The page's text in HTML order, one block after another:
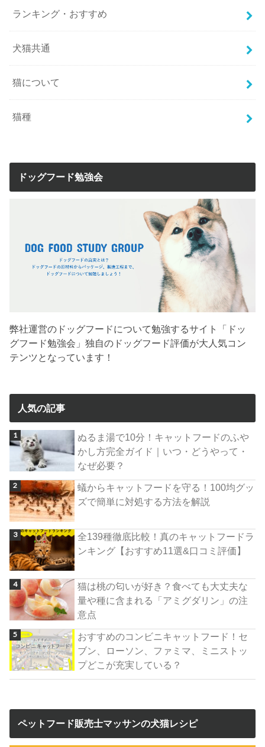
ランキング・おすすめ
犬猫共通
猫について
猫種
ドッグフード勉強会
弊社運営のドッグフードについて勉強するサイト「ドッ
グフード勉強会」独自のドッグフード評価が大人気コン
テンツとなっています！
人気の記事
ぬるま湯で10分！キャットフードのふや
かし方完全ガイド｜いつ・どうやって・
なぜ必要？
蟻からキャットフードを守る！100均グッ
ズで簡単に対処する方法を解説
全139種徹底比較！真のキャットフードラ
ンキング【おすすめ11選&口コミ評価】
猫は桃の匂いが好き？食べても大丈夫な
量や種に含まれる「アミグダリン」の注
意点
おすすめのコンビニキャットフード！セ
ブン、ローソン、ファミマ、ミニストッ
プどこが充実している？
ペットフード販売士マッサンの犬猫レシピ